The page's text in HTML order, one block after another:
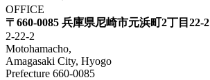
OFFICE
〒660-0085 兵庫県尼崎市元浜町2丁目22-2
2-22-2
Motohamacho,
Amagasaki City, Hyogo
Prefecture 660-0085